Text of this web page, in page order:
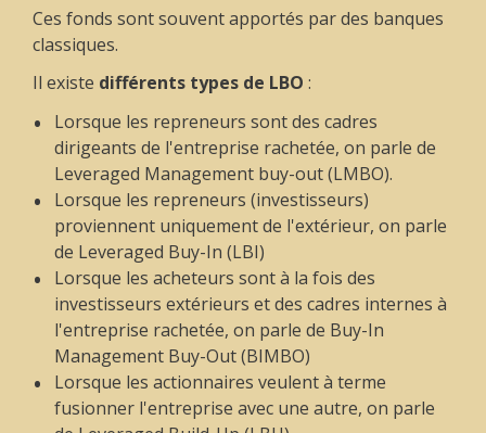
Ces fonds sont souvent apportés par des banques
classiques.
Il existe différents types de LBO :
Lorsque les repreneurs sont des cadres
dirigeants de l'entreprise rachetée, on parle de
Leveraged Management buy-out(LMBO).
Lorsque les repreneurs (investisseurs)
proviennent uniquement de l'extérieur, on parle
de Leveraged Buy-In (LBI)
Lorsque les acheteurs sont à la fois des
investisseurs extérieurs et des cadres internes à
l'entreprise rachetée, on parle de Buy-In
Management Buy-Out(BIMBO)
Lorsque les actionnaires veulent à terme
fusionner l'entreprise avec une autre, on parle